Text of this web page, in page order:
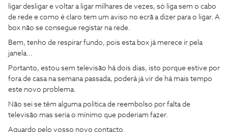
ligar desligar e voltar a ligar milhares de vezes, só liga sem o cabo
de rede e como é claro tem um aviso no ecrã a dizer para o ligar. A
box não se consegue registar na rede.
Bem, tenho de respirar fundo, pois esta box já merece ir pela
janela…
Portanto, estou sem televisão há dois dias, isto porque estive por
fora de casa na semana passada, poderá já vir de há mais tempo
este novo problema.
Não sei se têm alguma política de reembolso por falta de
televisão mas seria o mínimo que poderiam fazer.
Aguardo pelo vosso novo contacto.